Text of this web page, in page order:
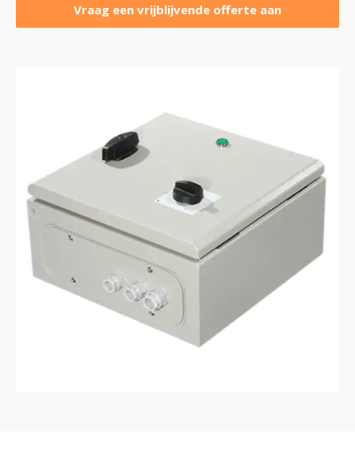
Vraag een vrijblijvende offerte aan